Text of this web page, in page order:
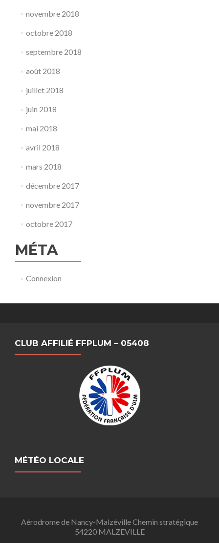
novembre 2018
octobre 2018
septembre 2018
août 2018
juillet 2018
juin 2018
mai 2018
avril 2018
mars 2018
décembre 2017
novembre 2017
octobre 2017
MÉTA
Connexion
CLUB AFFILIÉ FFPLUM – 05408
MÉTÉO LOCALE
Aérodrome de Nancy-Malzéville Chemin stratégique
54220 MALZEVILLE